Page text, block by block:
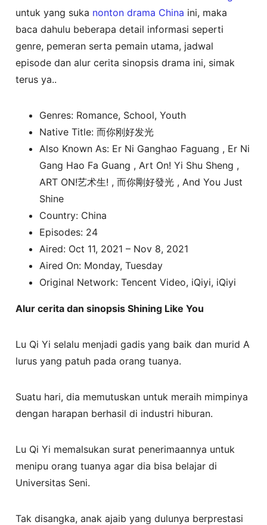
untuk yang suka nonton drama China ini, maka
baca dahulu beberapa detail informasi seperti
genre, pemeran serta pemain utama, jadwal
episode dan alur cerita sinopsis drama ini, simak
terus ya..
Genres: Romance, School, Youth
Native Title: 而你刚好发光
Also Known As: Er Ni Ganghao Faguang , Er Ni
Gang Hao Fa Guang , Art On! Yi Shu Sheng ,
ART ON!艺术生! , 而你剛好發光 , And You Just
Shine
Country: China
Episodes: 24
Aired: Oct 11, 2021 – Nov 8, 2021
Aired On: Monday, Tuesday
Original Network: Tencent Video, iQiyi, iQiyi
Alur cerita dan sinopsis Shining Like You
Lu Qi Yi selalu menjadi gadis yang baik dan murid A
lurus yang patuh pada orang tuanya.
Suatu hari, dia memutuskan untuk meraih mimpinya
dengan harapan berhasil di industri hiburan.
Lu Qi Yi memalsukan surat penerimaannya untuk
menipu orang tuanya agar dia bisa belajar di
Universitas Seni.
Tak disangka, anak ajaib yang dulunya berprestasi